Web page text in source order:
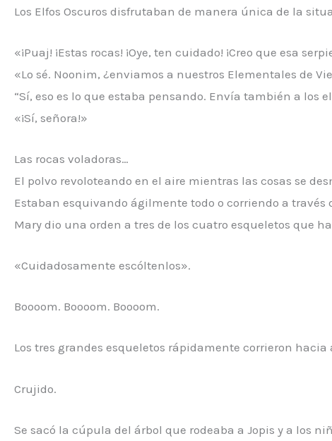
Los Elfos Oscuros disfrutaban de manera única de la
«¡Puaj! ¡Estas rocas! ¡Oye, ten cuidado! ¡Creo que esa
«Lo sé. Noonim, ¿enviamos a nuestros Elementales de
“Sí, eso es lo que estaba pensando. Envía también a los
«¡Sí, señora!»
Las rocas voladoras…
El polvo revoloteando en el aire mientras las cosas se
Estaban esquivando ágilmente todo o corriendo a través
Mary dio una orden a tres de los cuatro esqueletos que
«Cuidadosamente escóltenlos».
Boooom. Boooom. Boooom.
Los tres grandes esqueletos rápidamente corrieron
Crujido.
Se sacó la cúpula del árbol que rodeaba a Jopis y a los